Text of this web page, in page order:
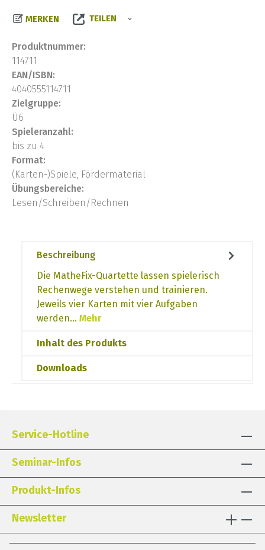
MERKEN TEILEN
Produktnummer:
114711
EAN/ISBN:
4040555114711
Zielgruppe:
Ü6
Spieleranzahl:
bis zu 4
Format:
(Karten-)Spiele, Fördermaterial
Übungsbereiche:
Lesen/Schreiben/Rechnen
Beschreibung
Die MatheFix-Quartette lassen spielerisch
Rechenwege verstehen und trainieren.
Jeweils vier Karten mit vier Aufgaben
werden… Mehr
Inhalt des Produkts
Downloads
Service-Hotline
Seminar-Infos
Produkt-Infos
Newsletter